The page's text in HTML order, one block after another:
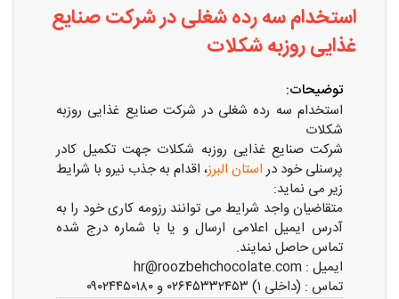
استخدام سه رده شغلی در شرکت صنایع
غذایی روزبه شکلات
توضیحات:
استخدام سه رده شغلی در شرکت صنایع غذایی روزبه
شکلات
شرکت صنایع غذایی روزبه شکلات جهت تکمیل کادر
پرسنلی خود در استان البرز، اقدام به جذب نیرو با شرایط
زیر می نماید:
متقاضیان واجد شرایط می توانند رزومه کاری خود را به
آدرس ایمیل اعلامی ارسال و یا با شماره درج شده
تماس حاصل نمایند.
ایمیل : hr@roozbehchocolate.com
تماس : (داخلی ۱) ۰۲۶۴۵۳۳۲۴۵۳ و ۰۹۰۲۴۴۵۰۱۸۰